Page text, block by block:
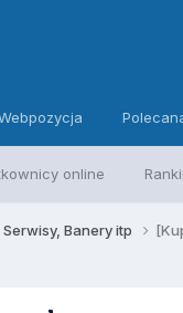
online
Serwisy, Banery itp